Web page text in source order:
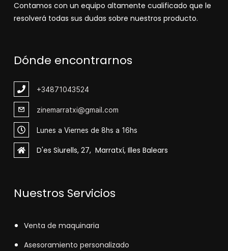
Contamos con un equipo altamente cualificado que le
resolverá todas sus dudas sobre nuestros producto.
Dónde encontrarnos
+34871043524
zinemarratxi@gmail.com
Lunes a Viernes de 8hs a 16hs
D'es Siurells, 27, Marratxí, Illes Balears
Nuestros Servicios
Venta de maquinaria
Asesoramiento personalizado